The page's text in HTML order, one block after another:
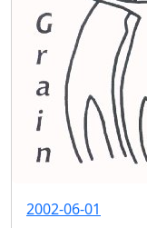
2002-06-01